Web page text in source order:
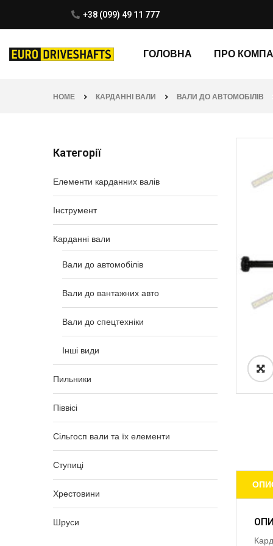
+38 (099) 49 11 777
ГОЛОВНА ПРО
HOME КАРДАННІ ВАЛИ ВАЛИ ДО АВТОМОБІЛІВ
Категорії
Елементи карданних валів
Інструмент
Карданні вали
Вали до автомобілів
Вали до вантажних авто
Вали до спецтехніки
Інші види
Пильники
Піввісі
Сільгосп вали та їх елементи
Ступиці
Хрестовини
Шруси